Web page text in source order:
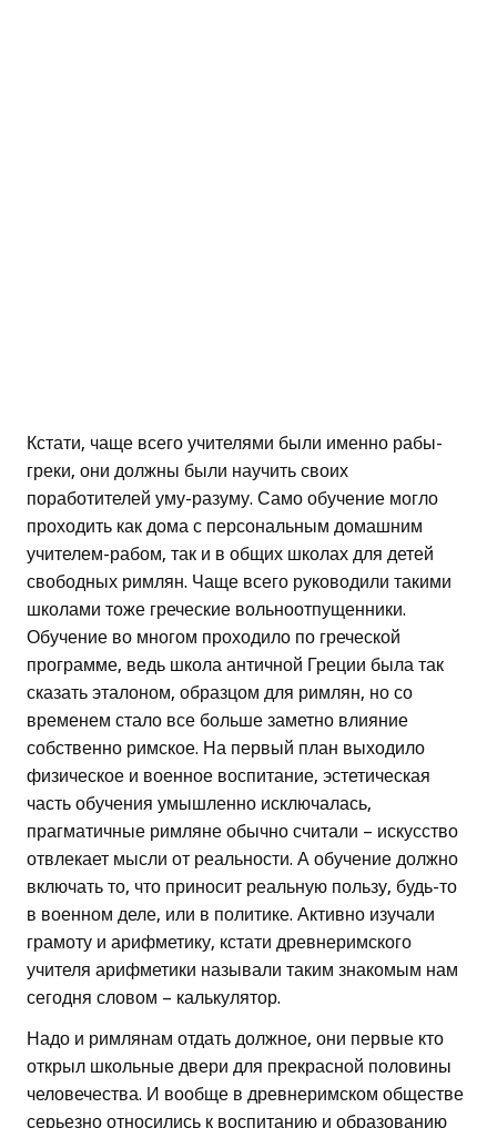
Кстати, чаще всего учителями были именно рабы-
греки, они должны были научить своих
поработителей уму-разуму. Само обучение могло
проходить как дома с персональным домашним
учителем-рабом, так и в общих школах для детей
свободных римлян. Чаще всего руководили такими
школами тоже греческие вольноотпущенники.
Обучение во многом проходило по греческой
программе, ведь школа античной Греции была так
сказать эталоном, образцом для римлян, но со
временем стало все больше заметно влияние
собственно римское. На первый план выходило
физическое и военное воспитание, эстетическая
часть обучения умышленно исключалась,
прагматичные римляне обычно считали – искусство
отвлекает мысли от реальности. А обучение должно
включать то, что приносит реальную пользу, будь-то
в военном деле, или в политике. Активно изучали
грамоту и арифметику, кстати древнеримского
учителя арифметики называли таким знакомым нам
сегодня словом – калькулятор.
Надо и римлянам отдать должное, они первые кто
открыл школьные двери для прекрасной половины
человечества. И вообще в древнеримском обществе
серьезно относились к воспитанию и образованию